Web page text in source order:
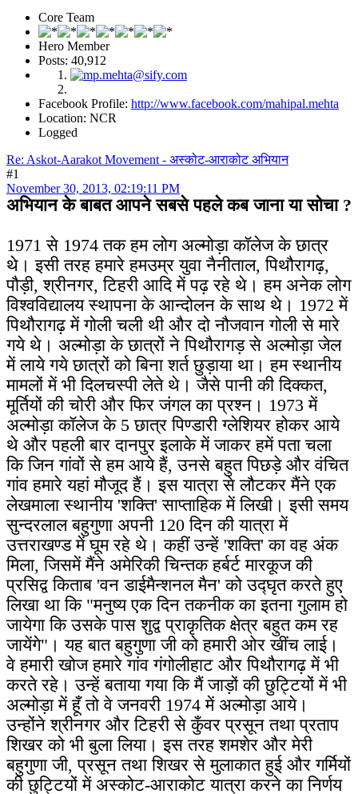
Core Team
Hero Member
Posts: 40,912
Facebook Profile: http://www.facebook.com/mahipal.mehta
Location: NCR
Logged
Re: Askot-Aarakot Movement - अस्कोट-आराकोट अभियान
#1
November 30, 2013, 02:19:11 PM
अभियान के बाबत आपने सबसे पहले कब जाना या सोचा ?
1971 से 1974 तक हम लोग अल्मोड़ा कॉलेज के छात्र
थे। इसी तरह हमारे हमउम्र युवा नैनीताल, पिथौरागढ़,
पौड़ी, श्रीनगर, टिहरी आदि में पढ़ रहे थे। हम अनेक लोग
विश्वविद्यालय स्थापना के आन्दोलन के साथ थे। 1972 में
पिथौरागढ़ में गोली चली थी और दो नौजवान गोली से मारे
गये थे। अल्मोड़ा के छात्रों ने पिथौरागड़ से अल्मोड़ा जेल
में लाये गये छात्रों को बिना शर्त छुड़ाया था। हम स्थानीय
मामलों में भी दिलचस्पी लेते थे। जैसे पानी की दिक्कत,
मूर्तियों की चोरी और फिर जंगल का प्रश्न। 1973 में
अल्मोड़ा कॉलेज के 5 छात्र पिण्डारी ग्लेशियर होकर आये
थे और पहली बार दानपुर इलाके में जाकर हमें पता चला
कि जिन गांवों से हम आये हैं, उनसे बहुत पिछड़े और वंचित
गांव हमारे यहां मौजूद हैं। इस यात्रा से लौटकर मैंने एक
लेखमाला स्थानीय 'शक्ति' साप्ताहिक में लिखी। इसी समय
सुन्दरलाल बहुगुणा अपनी 120 दिन की यात्रा में
उत्तराखण्ड में घूम रहे थे। कहीं उन्हें 'शक्ति' का वह अंक
मिला, जिसमें मैंने अमेरिकी चिन्तक हर्बर्ट मारकूज की
प्रसिद्व किताब 'वन डाईमैन्शनल मैन' को उद्घृत करते हुए
लिखा था कि "मनुष्य एक दिन तकनीक का इतना गुलाम हो
जायेगा कि उसके पास शुद्व प्राकृतिक क्षेत्र बहुत कम रह
जायेंगे"। यह बात बहुगुणा जी को हमारी ओर खींच लाई।
वे हमारी खोज हमारे गांव गंगोलीहाट और पिथौरागढ़ में भी
करते रहे। उन्हें बताया गया कि मैं जाड़ों की छुट्टियों में भी
अल्मोड़ा में हूँ तो वे जनवरी 1974 में अल्मोड़ा आये।
उन्होंने श्रीनगर और टिहरी से कुँवर प्रसून तथा प्रताप
शिखर को भी बुला लिया। इस तरह शमशेर और मेरी
बहुगुणा जी, प्रसून तथा शिखर से मुलाकात हुई और गर्मियों
की छुट्टियों में अस्कोट-आराकोट यात्रा करने का निर्णय